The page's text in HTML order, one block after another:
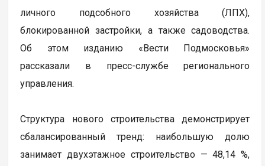
личного подсобного хозяйства (ЛПХ),
блокированной застройки, а также садоводства.
Об этом изданию «Вести Подмосковья»
рассказали в пресс-службе регионального
управления.
Структура нового строительства демонстрирует
сбалансированный тренд: наибольшую долю
занимает двухэтажное строительство — 48,14 %,